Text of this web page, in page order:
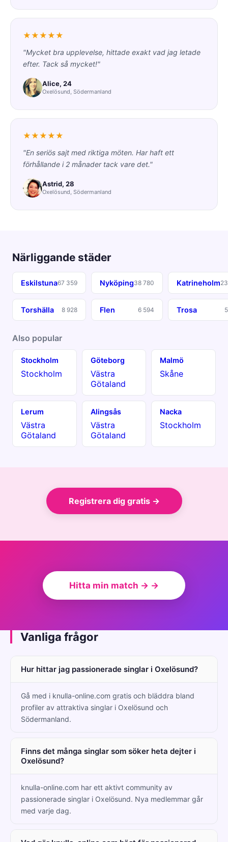
★★★★★
"Mycket bra upplevelse, hittade exakt vad jag letade
efter. Tack så mycket!"
Alice, 24
Oxelösund, Södermanland
★★★★★
"En seriös sajt med riktiga möten. Har haft ett
förhållande i 2 månader tack vare det."
Astrid, 28
Oxelösund, Södermanland
Närliggande städer
Eskilstuna67 359 Nyköping38 780 Katrineholm
Torshälla 8 928 Flen 6 594 Trosa
Also popular
Stockholm
Stockholm
Göteborg
Västra
Götaland
Malmö
Skåne
Lerum
Västra
Götaland
Alingsås
Västra
Götaland
Nacka
Stockholm
Registrera dig gratis →
Hitta min match → →
Vanliga frågor
Hur hittar jag passionerade singlar i Oxelösund?
Gå med i knulla-online.com gratis och bläddra bland
profiler av attraktiva singlar i Oxelösund och
Södermanland.
Finns det många singlar som söker heta dejter i
Oxelösund?
knulla-online.com har ett aktivt community av
passionerade singlar i Oxelösund. Nya medlemmar går
med varje dag.